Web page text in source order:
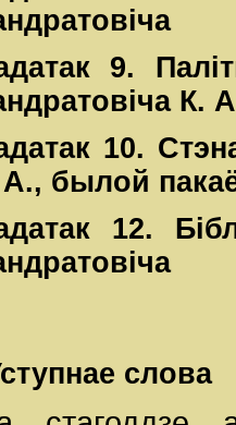
9.
К.
10.
А., былой
12.
слова